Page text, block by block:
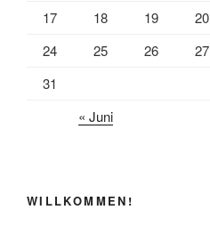
17
18 19 20
24
25 26 27
31
« Juni
WILLKOMMEN!